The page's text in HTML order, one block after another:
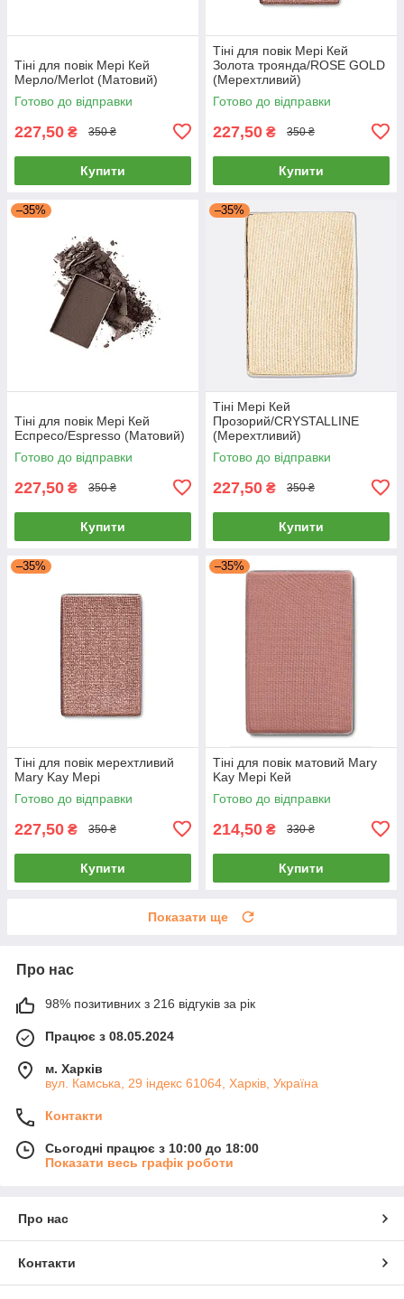
Тіні для повік Мері Кей
Мерло/Merlot (Матовий)
Готово до відправки
227,50 ₴ 350 ₴
Купити
Тіні для повік Мері Кей
Золота троянда/ROSE GOLD
(Мерехтливий)
Готово до відправки
227,50 ₴ 350 ₴
Купити
–35%
Тіні для повік Мері Кей
Еспресо/Espresso (Матовий)
Готово до відправки
227,50 ₴ 350 ₴
Купити
–35%
Тіні Мері Кей
Прозорий/CRYSTALLINE
(Мерехтливий)
Готово до відправки
227,50 ₴ 350 ₴
Купити
–35%
Тіні для повік мерехтливий
Mary Kay Мері
Готово до відправки
227,50 ₴ 350 ₴
Купити
–35%
Тіні для повік матовий Mary
Kay Мері Кей
Готово до відправки
214,50 ₴ 330 ₴
Купити
Показати ще
Про нас
98% позитивних з 216 відгуків за рік
Працює з 08.05.2024
м. Харків
вул. Камська, 29 індекс 61064, Харків, Україна
Контакти
Сьогодні працює з 10:00 до 18:00
Показати весь графік роботи
Про нас
Контакти